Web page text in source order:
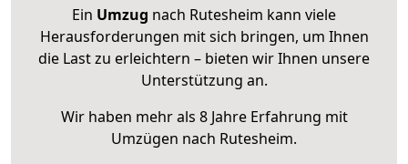
Ein Umzug nach Rutesheim kann viele
Herausforderungen mit sich bringen, um Ihnen
die Last zu erleichtern – bieten wir Ihnen unsere
Unterstützung an.
Wir haben mehr als 8 Jahre Erfahrung mit
Umzügen nach Rutesheim.